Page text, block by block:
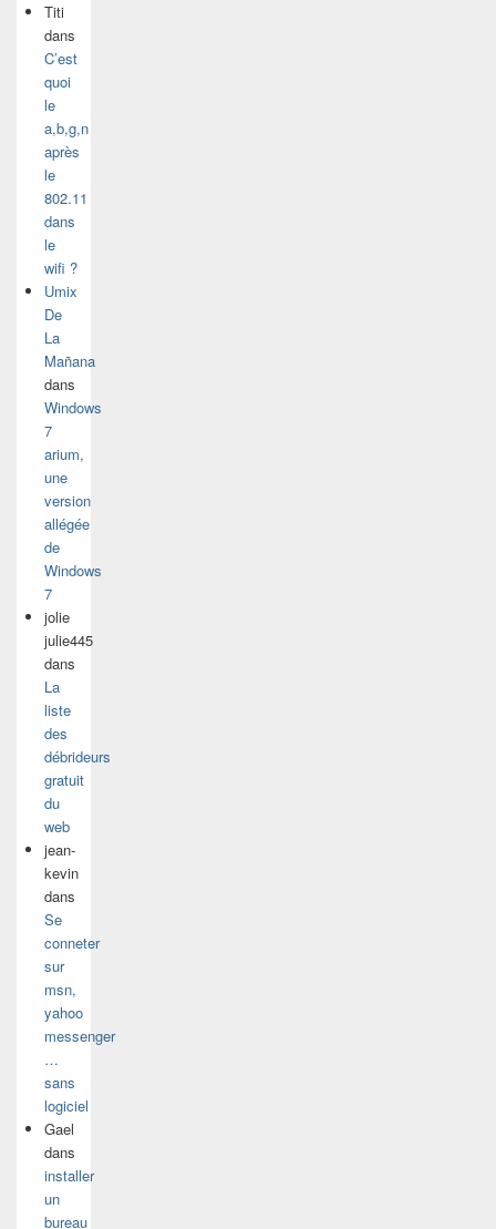
Titi
dans
C’est
quoi
le
a,b,g,n
après
le
802.11
dans
le
wifi ?
Umix
De
La
Mañana
dans
Windows
7
arium,
une
version
allégée
de
Windows
7
jolie
julie445
dans
La
liste
des
débrideurs
gratuit
du
web
jean-
kevin
dans
Se
conneter
sur
msn,
yahoo
messenger
…
sans
logiciel
Gael
dans
installer
un
bureau